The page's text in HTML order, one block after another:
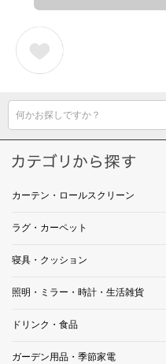
何かお探しですか？
カーテン・ロールスクリーン
ラグ・カーペット
寝具・クッション
照明・ミラー・時計・生活雑貨
ドリンク・食品
ガーデン用品・季節家電